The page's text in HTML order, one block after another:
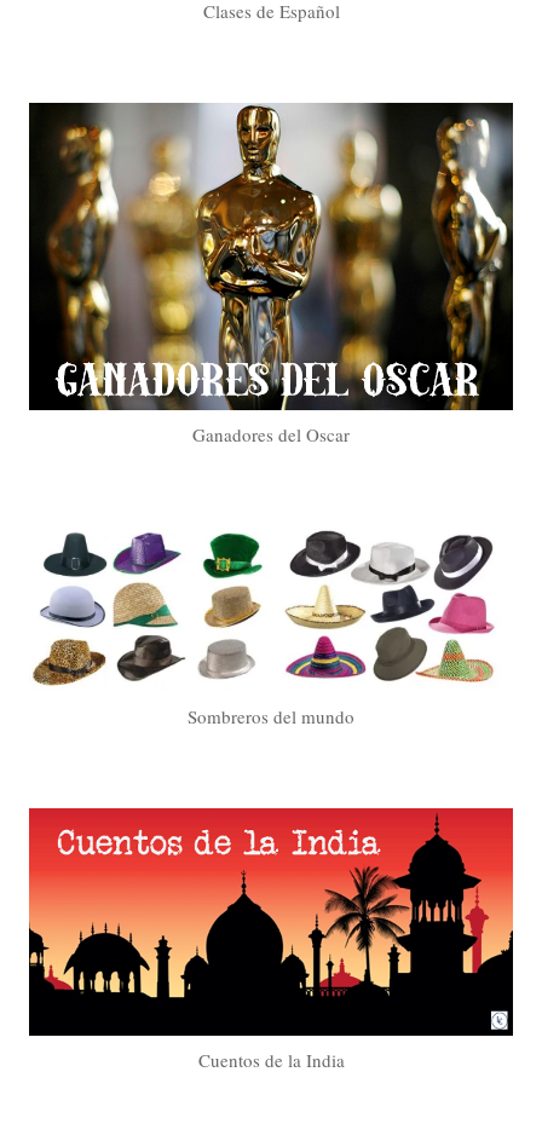
Clases de Español
Ganadores del Oscar
Sombreros del mundo
Cuentos de la India